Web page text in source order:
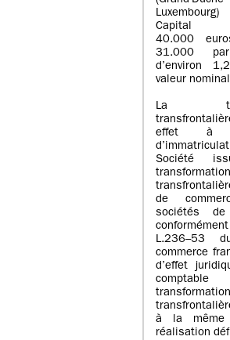
Luxembourg)
Capital
40.000
31.000
d’environ
valeur
La
effet à
Société
transformation
de
sociétés de
L.236–53
commerce
d’effet
transformation
à la
réalisation